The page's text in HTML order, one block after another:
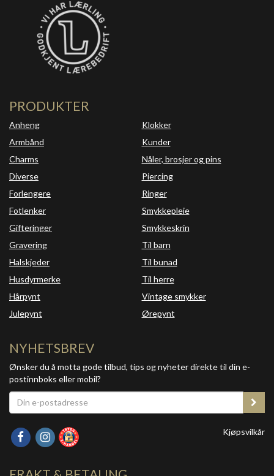
PRODUKTER
Anheng
Armbånd
Charms
Diverse
Forlengere
Fotlenker
Gifteringer
Gravering
Halskjeder
Husdyrmerke
Hårpynt
Julepynt
Klokker
Kunder
Nåler, brosjer og pins
Piercing
Ringer
Smykkepleie
Smykkeskrin
Til barn
Til bunad
Til herre
Vintage smykker
Ørepynt
NYHETSBREV
Ønsker du å motta gode tilbud, tips og nyheter direkte til din e-
postinnboks eller mobil?
Kjøpsvilkår